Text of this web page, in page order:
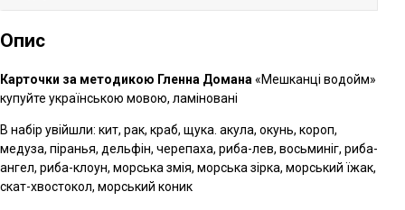
Опис
Карточки за методикою Гленна Домана«Мешканці водойм»
купуйте українською мовою, ламіновані
В набір увійшли: кит, рак, краб, щука. акула, окунь, короп,
медуза, піранья, дельфін, черепаха, риба-лев, восьминіг, риба-
ангел, риба-клоун, морська змія, морська зірка, морський їжак,
скат-хвостокол, морський коник